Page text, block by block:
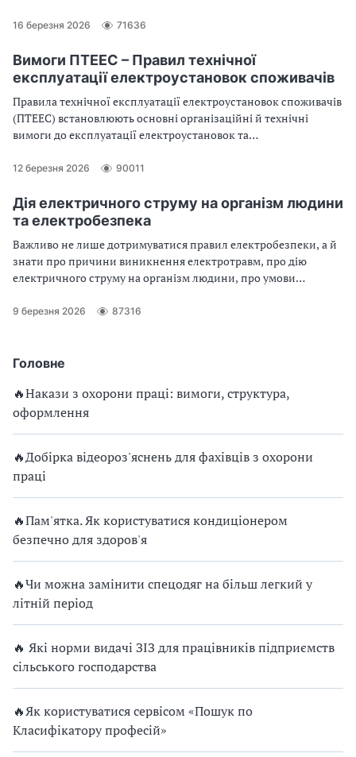
Головне
🔥Накази з охорони праці: вимоги, структура,
оформлення
🔥Добірка відеороз'яснень для фахівців з охорони
праці
🔥Пам'ятка. Як користуватися кондиціонером
безпечно для здоров'я
🔥Чи можна замінити спецодяг на більш легкий у
літній період
🔥 Які норми видачі ЗІЗ для працівників підприємств
сільського господарства
🔥Як користуватися сервісом «Пошук по
Класифікатору професій»
16 березня 2026 71636
Вимоги ПТЕЕС – Правил технічної
експлуатації електроустановок споживачів
Правила технічної експлуатації електроустановок споживачів
(ПТЕЕС) встановлюють основні організаційні й технічні
вимоги до експлуатації електроустановок та
надійної, безпечної та раціональної експлуатації
електроустановок споживачів
12 березня 2026 90011
Дія електричного струму на організм людини
та електробезпека
Важливо не лише дотримуватися правил електробезпеки, а й
знати про причини виникнення електротравм, про дію
електричного струму на організм людини, про умови
докладну статтю експерта
9 березня 2026 87316